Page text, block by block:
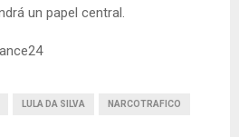
un papel central.
LULA DA SILVA NARCOTRAFICO